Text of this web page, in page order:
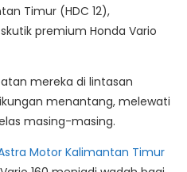
Timur (HDC 12),
premium Honda Vario
mereka di lintasan
menantang, melewati
masing-masing.
Motor Kalimantan Timur